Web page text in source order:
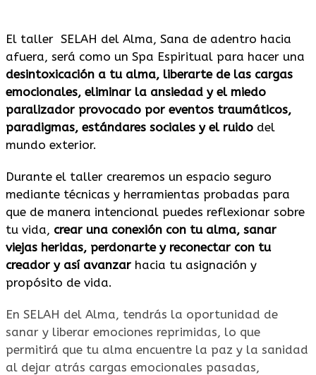
El taller SELAH del Alma, Sana de adentro hacia
afuera, será como un Spa Espiritual para hacer una
desintoxicación a tu alma, liberarte de las cargas
emocionales, eliminar la ansiedad y el miedo
paralizador provocado por eventos traumáticos,
paradigmas, estándares sociales y el ruido del
mundo exterior.
Durante el taller crearemos un espacio seguro
mediante técnicas y herramientas probadas para
que de manera intencional puedes reflexionar sobre
tu vida, crear una conexión con tu alma, sanar
viejas heridas, perdonarte y reconectar con tu
creador y asíavanzar hacia tu asignación y
propósito de vida.
En SELAH del Alma, tendrás la oportunidad de
sanar y liberar emociones reprimidas, lo que
permitirá que tu alma encuentre la paz y la sanidad
al dejar atrás cargas emocionales pasadas,